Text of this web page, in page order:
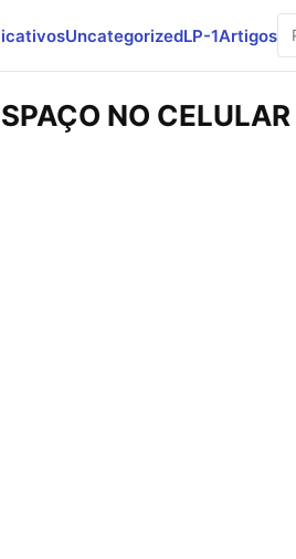
UncategorizedLP-1Artigos
NO CELULAR